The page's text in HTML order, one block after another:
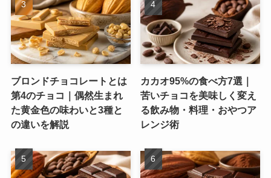
ブロンドチョコレートとは
第4のチョコ｜偶然生まれ
た黄金色の味わいと3種と
の違いを解説
カカオ95%の食べ方7選｜
苦いチョコを美味しく変え
る飲み物・料理・おやつア
レンジ術